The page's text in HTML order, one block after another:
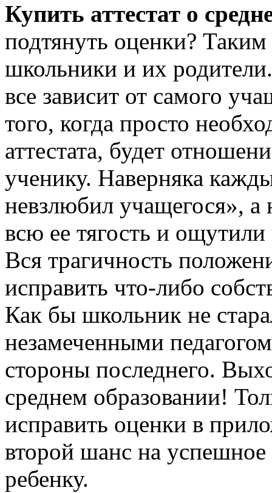
Купить аттестат о
подтянуть оценки?
школьники и их
все зависит от самого
того, когда просто
аттестата, будет
ученику. Наверняка
невзлюбил учащегося», а
всю ее тягость и
Вся трагичность
исправить что-либо
Как бы школьник не
незамеченными
стороны последнего.
среднем образовании!
исправить оценки в
второй шанс на
ребенку.